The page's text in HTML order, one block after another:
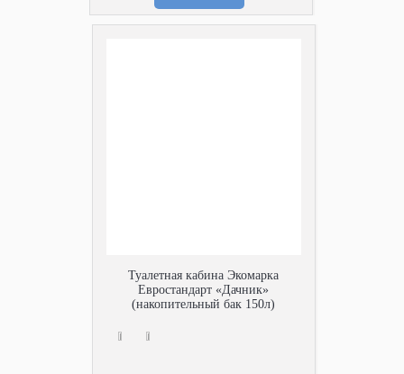
Туалетная кабина Экомарка
Евростандарт «Дачник»
(накопительный бак 150л)